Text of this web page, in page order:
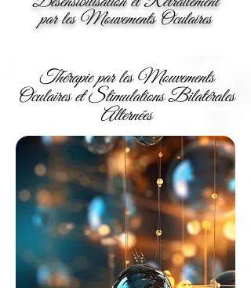
par les Mouvements Oculaires
Thérapie par les Mouvements
Oculaires et Stimulations Bilatérales
Alternées